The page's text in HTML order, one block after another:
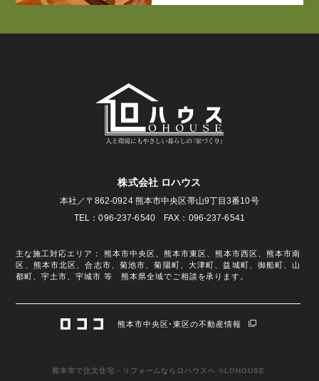
株式会社 ロハウス
本社／〒862-0924 熊本市中央区帯山9丁目3番10号
TEL：096-237-6540 FAX：096-237-6541
主な施工対応エリア： 熊本市中央区、熊本市東区、熊本市西区、熊本市南
区、熊本市北区、合志市、菊池市、菊陽町、大津町、益城町、御船町、山
都町、宇土市、宇城市 等 熊本県全域でご相談を承ります。
熊本市中央区･東区の不動産情報
熊本市で注文住宅・リフォームならロハウスへ ©LOHOUSE